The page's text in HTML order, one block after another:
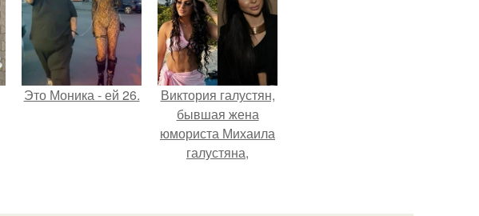
Это Моника - ей 26.
Виктория галустян,
бывшая жена
юмориста Михаила
галустяна,
последствиях